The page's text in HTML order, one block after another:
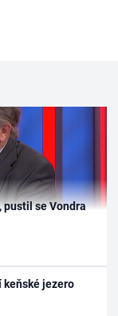
pustil se Vondra
jezero